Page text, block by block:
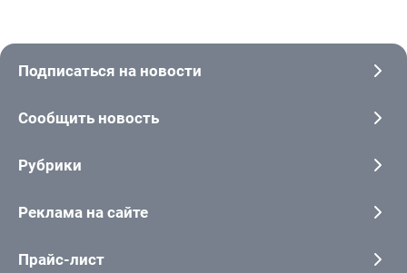
Подписаться на новости
Сообщить новость
Рубрики
Реклама на сайте
Прайс-лист